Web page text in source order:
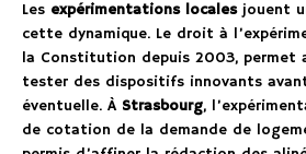
Les expérimentations localesjouent
cette dynamique. Le droit à
la Constitution depuis 2003, permet
tester des dispositifs innovants
éventuelle. À Strasbourg,
de cotation de la demande de